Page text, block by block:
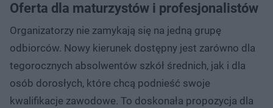
Oferta dla maturzystów i profesjonalistów
Organizatorzy nie zamykają się na jedną grupę
odbiorców. Nowy kierunek dostępny jest zarówno dla
tegorocznych absolwentów szkół średnich, jak i dla
osób dorosłych, które chcą podnieść swoje
kwalifikacje zawodowe. To doskonała propozycja dla